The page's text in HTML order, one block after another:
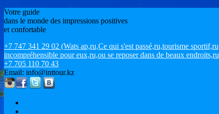
Votre guide
dans le monde des impressions positives
et confortable
+7 747 341 29 02 (Wats ap,ru,Ce qui s'est passé,ru,tourisme
incompréhensible pour eux,ru,ou se reposer dans de beaux
+7 705 110 70 43
Email: info@inttour.kz